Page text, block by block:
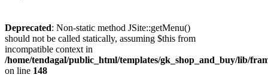
Deprecated: Non-static method JSite::getMenu()
should not be called statically, assuming $this from
incompatible context in
/home/tendagal/public_html/templates/gk_shop_and_buy/lib/
on line 148